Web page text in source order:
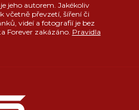
jeho autorem. Jakékoliv
včetně převzetí, šíření či
videí a fotografií je bez
Forever zakázáno. Pravidla